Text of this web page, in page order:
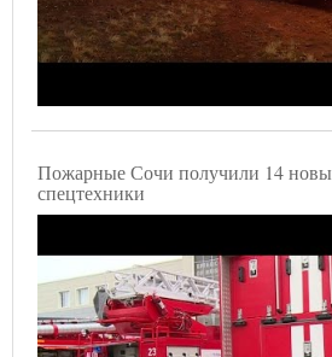
Пожарные Сочи получили 14
спецтехники